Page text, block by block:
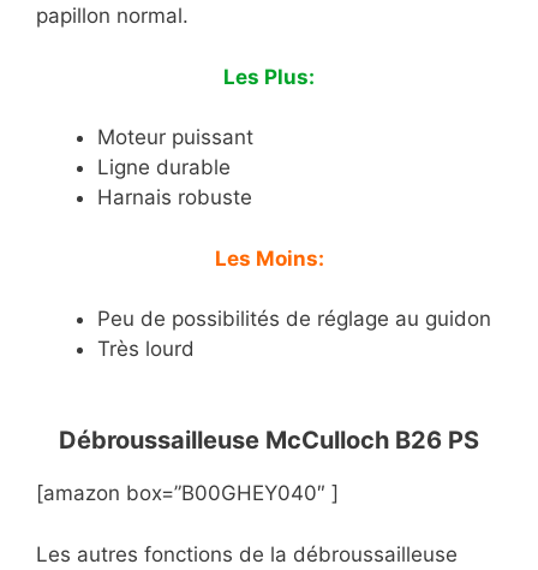
papillon normal.
Les Plus:
Moteur puissant
Ligne durable
Harnais robuste
Les Moins:
Peu de possibilités de réglage au guidon
Très lourd
Débroussailleuse McCulloch B26 PS
[amazon box=”B00GHEY040″ ]
Les autres fonctions de la débroussailleuse